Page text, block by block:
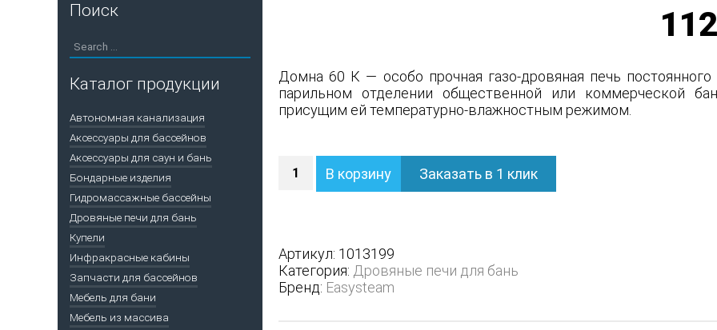
Домна 60 К — особо прочная газо-дровяная печь
парильном отделении общественной или коммерческой
присущим ей температурно-влажностным режимом.
Печь
Домна
в
трехстороннем
кожухе
-
В корзину Заказать в 1 клик
Артикул: 1013199
Категория: Дровяные печи для бань
Бренд: Easysteam
Поиск
Каталог продукции
Автономная канализация
Аксессуары для бассейнов
Аксессуары для саун и бань
Бондарные изделия
Гидромассажные бассейны
Дровяные печи для бань
Купели
Инфракрасные кабины
Запчасти для бассейнов
Мебель для бани
Мебель из массива